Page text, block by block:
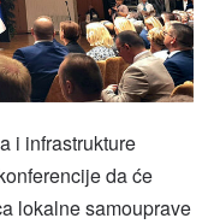
i infrastrukture
da će
lokalne samouprave